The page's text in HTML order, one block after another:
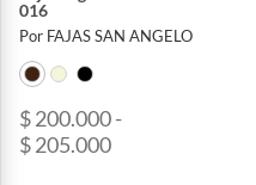
016
Por FAJAS SAN ANGELO
$ 200.000 -
$ 205.000